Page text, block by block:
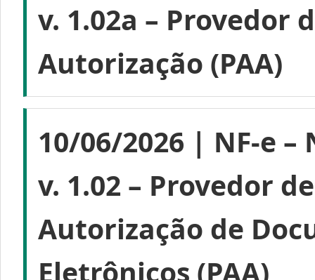
v. 1.02a – Provedor
Autorização (PAA)
10/06/2026 | NF-e –
v. 1.02 – Provedor
Autorização de
Eletrônicos (PAA)